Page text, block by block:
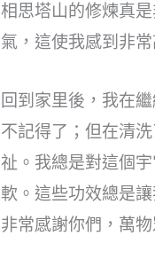
相思塔山的修煉真
氣，這使我感到非常
回到家里後，我在
不記得了；但在清
祉。我總是對這個
軟。這些功效總是
非常感謝你們，萬